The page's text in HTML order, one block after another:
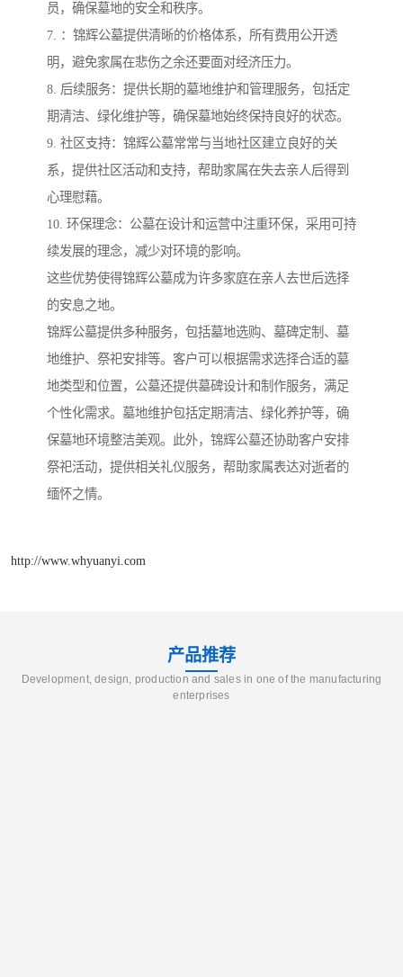
员，确保墓地的安全和秩序。
7. ：锦辉公墓提供清晰的价格体系，所有费用公开透
明，避免家属在悲伤之余还要面对经济压力。
8. 后续服务：提供长期的墓地维护和管理服务，包括定
期清洁、绿化维护等，确保墓地始终保持良好的状态。
9. 社区支持：锦辉公墓常常与当地社区建立良好的关
系，提供社区活动和支持，帮助家属在失去亲人后得到
心理慰藉。
10. 环保理念：公墓在设计和运营中注重环保，采用可持
续发展的理念，减少对环境的影响。
这些优势使得锦辉公墓成为许多家庭在亲人去世后选择
的安息之地。
锦辉公墓提供多种服务，包括墓地选购、墓碑定制、墓
地维护、祭祀安排等。客户可以根据需求选择合适的墓
地类型和位置，公墓还提供墓碑设计和制作服务，满足
个性化需求。墓地维护包括定期清洁、绿化养护等，确
保墓地环境整洁美观。此外，锦辉公墓还协助客户安排
祭祀活动，提供相关礼仪服务，帮助家属表达对逝者的
缅怀之情。
http://www.whyuanyi.com
产品推荐
Development, design, production and sales in one of the manufacturing
enterprises